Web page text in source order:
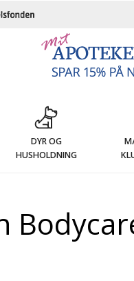
DYR OG
HUSHOLDNING